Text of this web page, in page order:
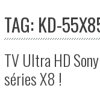
TAG: KD-
TV Ultra HD
séries X8 !